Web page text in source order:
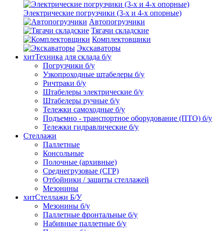
Электрические погрузчики (3-х и 4-х опорные)
Автопогрузчики
Тягачи складские
Комплектовщики
Экскаваторы
хитТехника для склада б/у
Погрузчики б/у
Узкопроходные штабелеры б/у
Ричтраки б/у
Штабелеры электрические б/у
Штабелеры ручные б/у
Тележки самоходные б/у
Подъемно - транспортное оборудование (ПТО) б/у
Тележки гидравлические б/у
Стеллажи
Паллетные
Консольные
Полочные (архивные)
Среднегрузовые (СГР)
Отбойники / защиты стеллажей
Мезонины
хитСтеллажи Б/У
Мезонины б/у
Паллетные фронтальные б/у
Набивные паллетные б/у